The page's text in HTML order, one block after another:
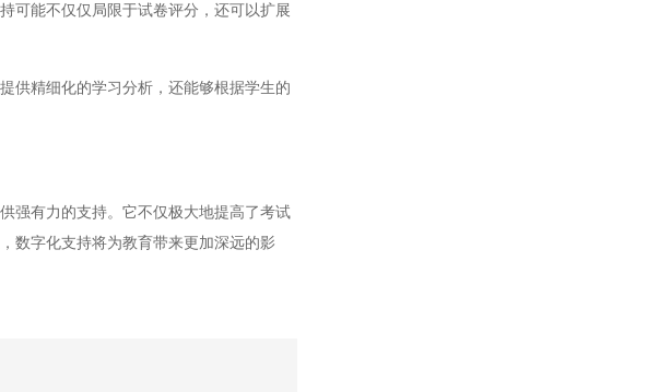
能不仅仅局限于试卷评分，还可以扩展
精细化的学习分析，还能够根据学生的
有力的支持。它不仅极大地提高了考试
数字化支持将为教育带来更加深远的影